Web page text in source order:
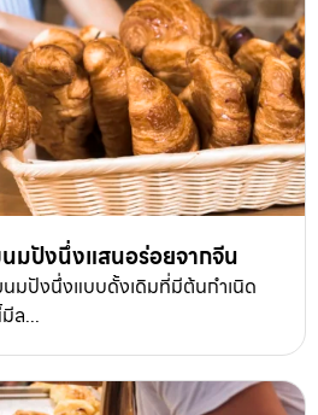
มปังนึ่งแสนอร่อยจากจีน
มปังนึ่งแบบดั้งเดิมที่มีต้นกำเนิด
ล...